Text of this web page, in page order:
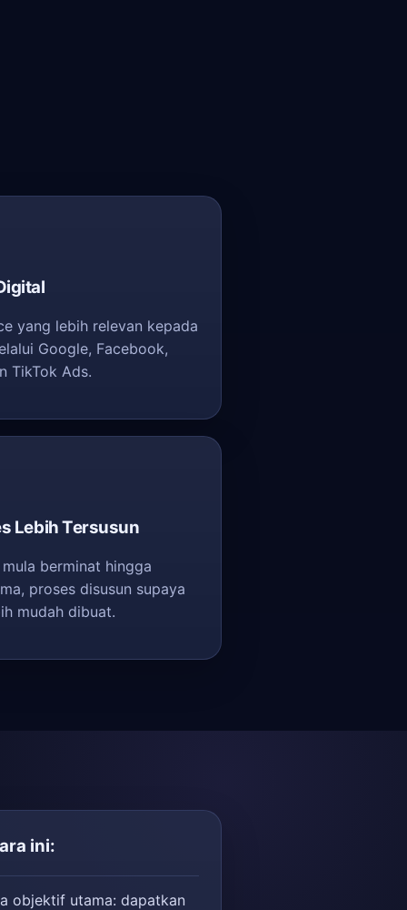
yang lebih relevan kepada
Google, Facebook,
TikTok Ads.
Lebih Tersusun
berminat hingga
proses disusun supaya
mudah dibuat.
ini:
objektif utama: dapatkan